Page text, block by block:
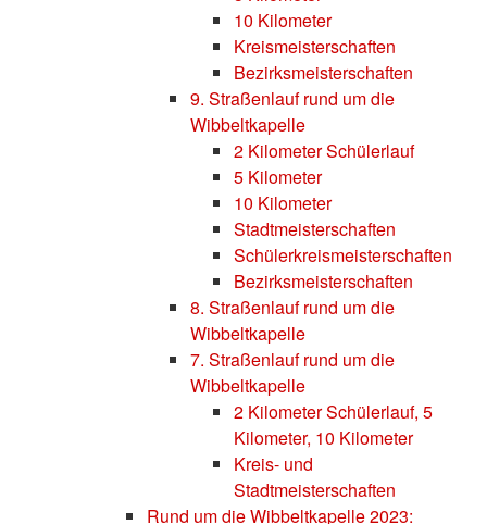
10 Kilometer
Kreismeisterschaften
Bezirksmeisterschaften
9. Straßenlauf rund um die
Wibbeltkapelle
2 Kilometer Schülerlauf
5 Kilometer
10 Kilometer
Stadtmeisterschaften
Schülerkreismeisterschaften
Bezirksmeisterschaften
8. Straßenlauf rund um die
Wibbeltkapelle
7. Straßenlauf rund um die
Wibbeltkapelle
2 Kilometer Schülerlauf, 5
Kilometer, 10 Kilometer
Kreis- und
Stadtmeisterschaften
Rund um die Wibbeltkapelle 2023: